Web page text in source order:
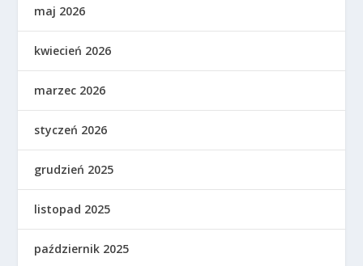
maj 2026
kwiecień 2026
marzec 2026
styczeń 2026
grudzień 2025
listopad 2025
październik 2025